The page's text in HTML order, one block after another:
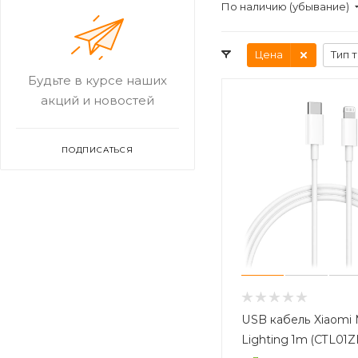
По наличию (убывание)
Цена Тип
USB кабель Xiaomi
Lighting 1m
Будьте в курсе наших
акций и новостей
ПОДПИСАТЬСЯ